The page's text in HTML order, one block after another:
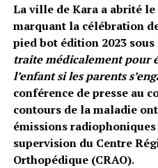
La ville de Kara a abrité le
marquant la célébration
pied bot édition 2023
traite médicalement pour
l’enfant si les parents
conférence de presse au
contours de la maladie
émissions
supervision du Centre
Orthopédique (CRAO).